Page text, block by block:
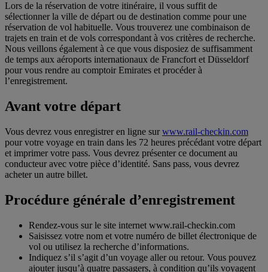
Lors de la réservation de votre itinéraire, il vous suffit de
sélectionner la ville de départ ou de destination comme pour une
réservation de vol habituelle. Vous trouverez une combinaison de
trajets en train et de vols correspondant à vos critères de recherche.
Nous veillons également à ce que vous disposiez de suffisamment
de temps aux aéroports internationaux de Francfort et Düsseldorf
pour vous rendre au comptoir Emirates et procéder à
l’enregistrement.
Avant votre départ
Vous devrez vous enregistrer en ligne surwww.rail-checkin.com
pour votre voyage en train dans les 72 heures précédant votre départ
et imprimer votre pass. Vous devrez présenter ce document au
conducteur avec votre pièce d’identité. Sans pass, vous devrez
acheter un autre billet.
Procédure générale d’enregistrement
Rendez-vous sur le site internet www.rail-checkin.com
Saisissez votre nom et votre numéro de billet électronique de
vol ou utilisez la recherche d’informations.
Indiquez s’il s’agit d’un voyage aller ou retour. Vous pouvez
ajouter jusqu’à quatre passagers, à condition qu’ils voyagent